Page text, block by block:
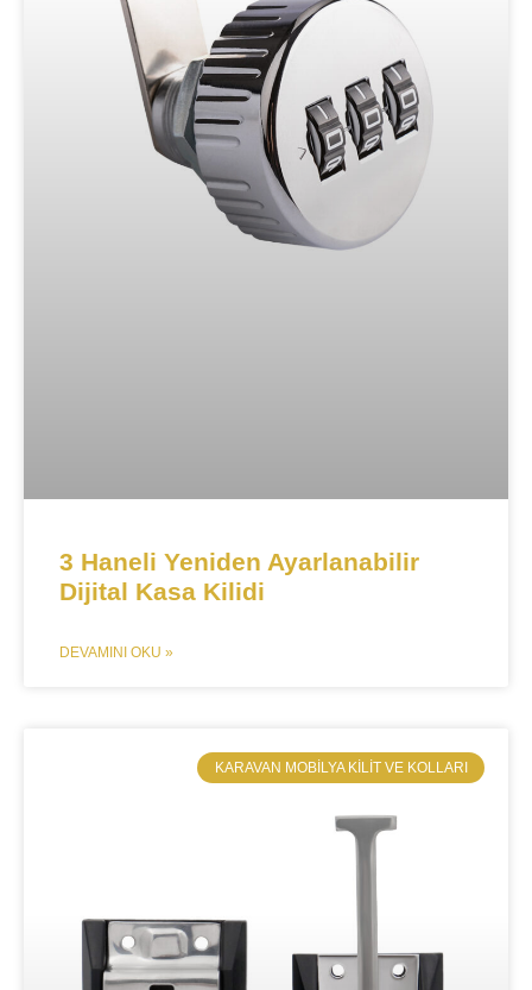
​3 Haneli Yeniden Ayarlanabilir
Dijital Kasa Kilidi
DEVAMINI OKU »
​KARAVAN MOBILYA KILIT VE KOLLARI